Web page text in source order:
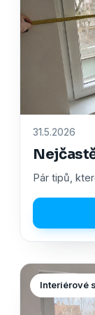
31.5.2026
Pár tipů,
Interiérové